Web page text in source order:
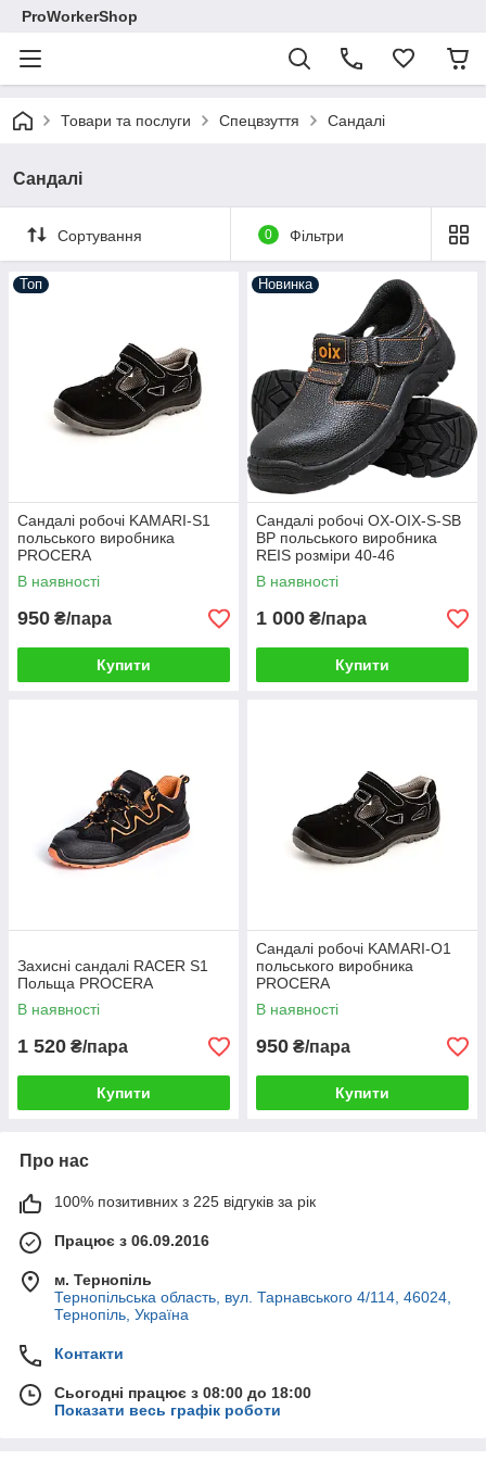
ProWorkerShop
Товари та послуги Спецвзуття Сандалі
Сандалі
Сортування 0 Фільтри
Топ
Сандалі робочі KAMARI-S1
польського виробника
PROCERA
В наявності
950 ₴/пара
Купити
Новинка
Сандалі робочі OX-OIX-S-SB
BP польського виробника
REIS розміри 40-46
В наявності
1 000 ₴/пара
Купити
Захисні сандалі RACER S1
Польща PROCERA
В наявності
1 520 ₴/пара
Купити
Сандалі робочі KAMARI-O1
польського виробника
PROCERA
В наявності
950 ₴/пара
Купити
Про нас
100% позитивних з 225 відгуків за рік
Працює з 06.09.2016
м. Тернопіль
Тернопільська область, вул. Тарнавського 4/114, 46024,
Тернопіль, Україна
Контакти
Сьогодні працює з 08:00 до 18:00
Показати весь графік роботи